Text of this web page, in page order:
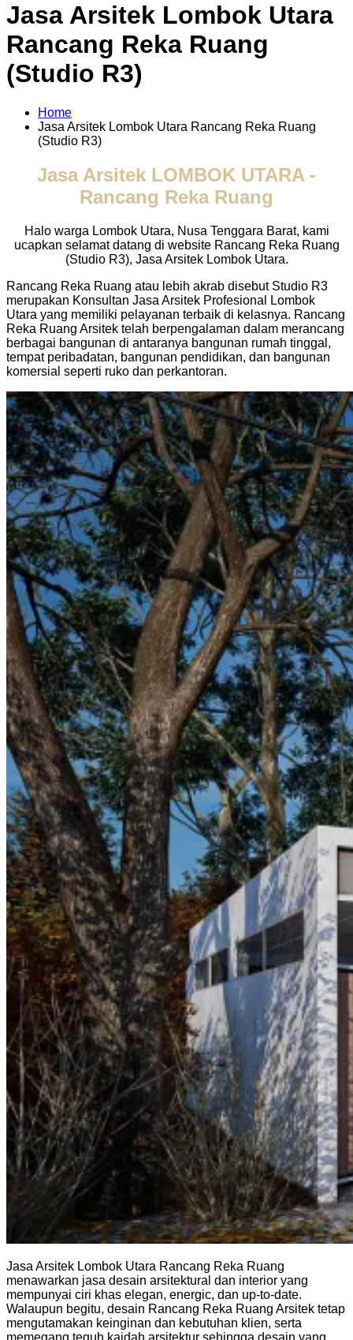
Jasa Arsitek Lombok Utara
Rancang Reka Ruang
(Studio R3)
Home
Jasa Arsitek Lombok Utara Rancang Reka Ruang
(Studio R3)
Jasa Arsitek LOMBOK UTARA -
Rancang Reka Ruang
Halo warga Lombok Utara, Nusa Tenggara Barat, kami
ucapkan selamat datang di website Rancang Reka Ruang
(Studio R3), Jasa Arsitek Lombok Utara.
Rancang Reka Ruang atau lebih akrab disebut Studio R3
merupakan Konsultan Jasa Arsitek Profesional Lombok
Utara yang memiliki pelayanan terbaik di kelasnya. Rancang
Reka Ruang Arsitek telah berpengalaman dalam merancang
berbagai bangunan di antaranya bangunan rumah tinggal,
tempat peribadatan, bangunan pendidikan, dan bangunan
komersial seperti ruko dan perkantoran.
Jasa Arsitek Lombok Utara Rancang Reka Ruang
menawarkan jasa desain arsitektural dan interior yang
mempunyai ciri khas elegan, energic, dan up-to-date.
Walaupun begitu, desain Rancang Reka Ruang Arsitek tetap
mengutamakan keinginan dan kebutuhan klien, serta
memegang teguh kaidah arsitektur sehingga desain yang